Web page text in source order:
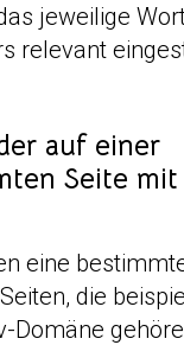
jeweilige
relevant
auf einer
Seite
eine
die
Domäne